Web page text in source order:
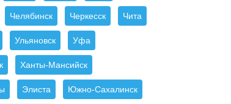
Челябинск Черкесск Чита
Ульяновск Уфа
Ханты-Мансийск
Элиста Южно-Сахалинск